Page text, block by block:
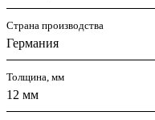
Страна производства
Германия
Толщина, мм
12 мм